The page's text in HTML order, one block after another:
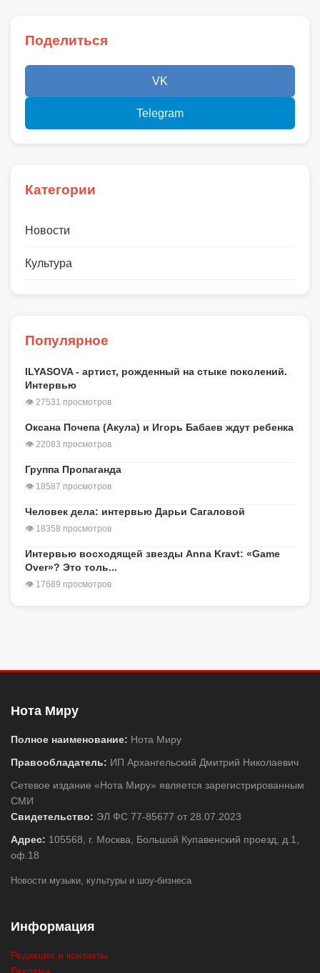
Поделиться
VK
Telegram
Категории
Новости
Культура
Популярное
ILYASOVA - артист, рожденный на стыке поколений.
Интервью
👁 27531 просмотров
Оксана Почепа (Акула) и Игорь Бабаев ждут ребенка
👁 22083 просмотров
Группа Пропаганда
👁 18587 просмотров
Человек дела: интервью Дарьи Сагаловой
👁 18358 просмотров
Интервью восходящей звезды Anna Kravt: «Game
Over»? Это толь...
👁 17689 просмотров
Нота Миру
Полное наименование: Нота Миру
Правообладатель: ИП Архангельский Дмитрий Николаевич
Сетевое издание «Нота Миру» является зарегистрированным
СМИ
Свидетельство: ЭЛ ФС 77-85677 от 28.07.2023
Адрес: 105568, г. Москва, Большой Купавенский проезд, д.1,
оф.18
Новости музыки, культуры и шоу-бизнеса
Информация
Редакция и контакты